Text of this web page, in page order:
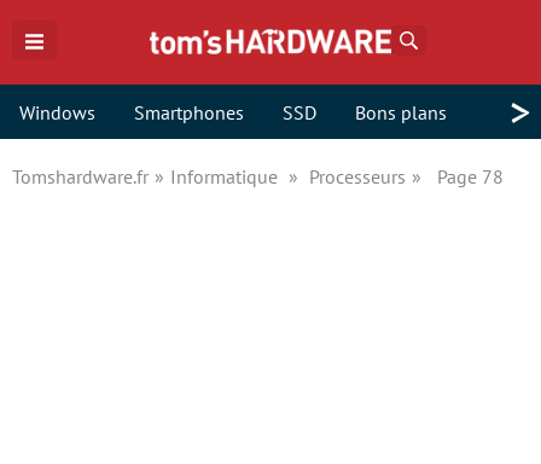
Windows Smartphones SSD Bons plans >
Tomshardware.fr Informatique Processeurs Page 78